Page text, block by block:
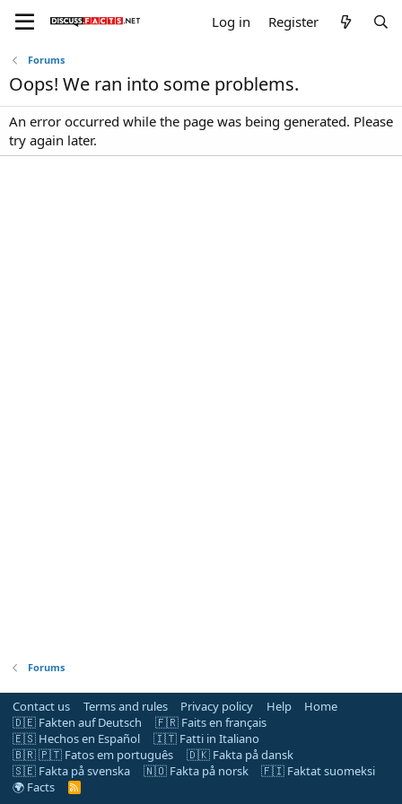
Log in Register
Forums
Oops! We ran into some problems.
An error occurred while the page was being generated. Please
try again later.
Forums
Contact us Terms and rules Privacy policy Help
Home
🇩🇪 Fakten auf Deutsch
🇫🇷 Faits en français
🇪🇸 Hechos en Español
🇮🇹 Fatti in Italiano
🇧🇷 🇵🇹 Fatos em português
🇩🇰 Fakta på dansk
🇸🇪 Fakta på svenska
🇳🇴 Fakta på norsk
🇫🇮 Faktat suomeksi
🌍 Facts
R